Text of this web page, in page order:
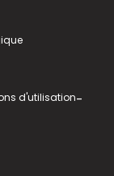
d'utilisation-